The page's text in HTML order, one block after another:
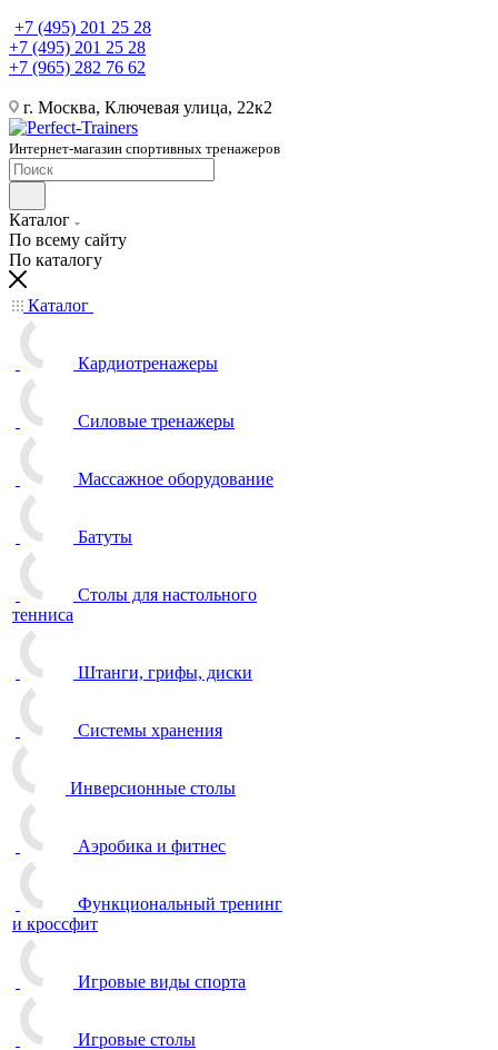
+7 (495) 201 25 28
+7 (495) 201 25 28
+7 (965) 282 76 62
г. Москва, Ключевая улица, 22к2
Интернет-магазин спортивных тренажеров
Каталог
По всему сайту
По каталогу
Каталог
Кардиотренажеры
Силовые тренажеры
Массажное оборудование
Батуты
Столы для настольного
тенниса
Штанги, грифы, диски
Системы хранения
Инверсионные столы
Аэробика и фитнес
Функциональный тренинг
и кроссфит
Игровые виды спорта
Игровые столы